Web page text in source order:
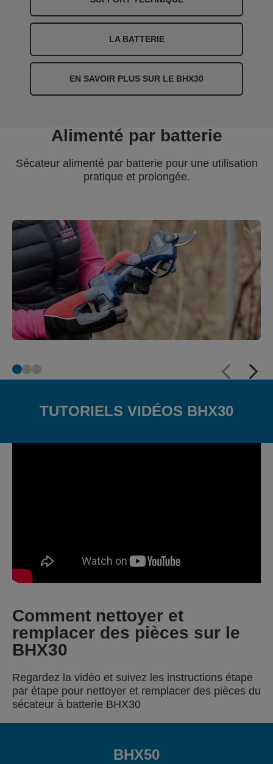
LA BATTERIE
EN SAVOIR PLUS SUR LE BHX30
Alimenté par batterie
Sécateur alimenté par batterie pour une utilisation
pratique et prolongée.
TUTORIELS VIDÉOS BHX30
Comment nettoyer et
remplacer des pièces sur le
BHX30
Regardez la vidéo et suivez les instructions étape
par étape pour nettoyer et remplacer des pièces du
sécateur à batterie BHX30
BHX50